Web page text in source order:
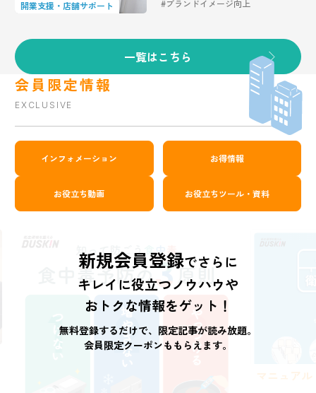
開業支援・店舗サポート #ブランドイメージ向上
一覧はこちら
会員限定情報
EXCLUSIVE
インフォメーション お得情報
お役立ち動画 お役立ちツール・資料
新規会員登録でさらに
キレイに役立つノウハウや
おトクな情報をゲット！
無料登録するだけで、限定記事⁨⁩が読み放題。
会員限定クーポンももらえます。